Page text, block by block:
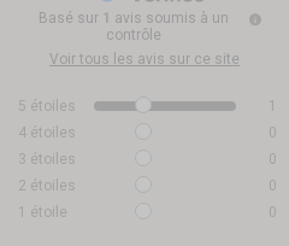
Basé sur 1 avis soumis à un
contrôle
Voir tous les avis sur ce site
5 étoiles
1
4 étoiles
0
3 étoiles
0
2 étoiles
0
1 étoile 0